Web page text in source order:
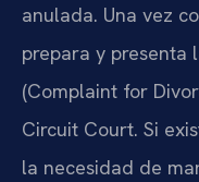
anulada. Una vez
prepara y presenta
(Complaint for
Circuit Court. Si
la necesidad de